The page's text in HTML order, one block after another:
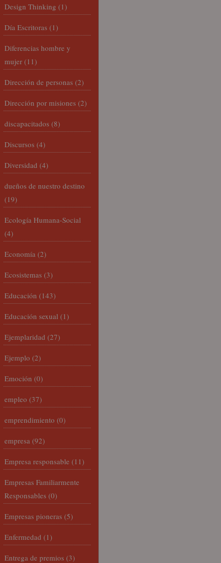
Design Thinking (1)
Día Escritoras (1)
Diferencias hombre y
mujer (11)
Dirección de personas (2)
Dirección por misiones (2)
discapacitados (8)
Discursos (4)
Diversidad (4)
dueños de nuestro destino
(19)
Ecología Humana-Social
(4)
Economía (2)
Ecosistemas (3)
Educación (143)
Educación sexual (1)
Ejemplaridad (27)
Ejemplo (2)
Emoción (0)
empleo (37)
emprendimiento (0)
empresa (92)
Empresa responsable (11)
Empresas Familiarmente
Responsables (0)
Empresas pioneras (5)
Enfermedad (1)
Entrega de premios (3)